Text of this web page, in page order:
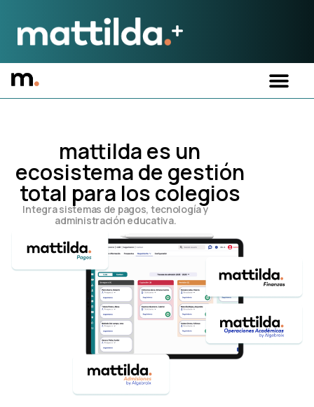
mattilda es un
ecosistema de gestión
total para los colegios
Integra sistemas de pagos, tecnología y
administración educativa.